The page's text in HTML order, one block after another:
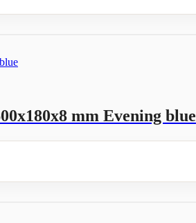
mm Evening blue